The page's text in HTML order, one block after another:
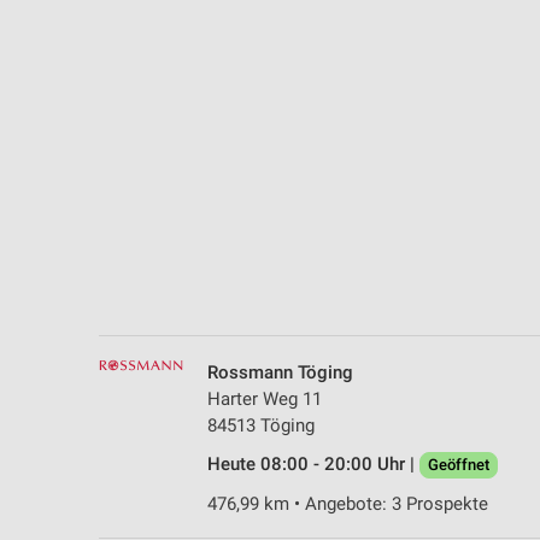
Rossmann Töging
Harter Weg 11
84513 Töging
Heute 08:00 - 20:00 Uhr |
Geöffnet
476,99 km • Angebote: 3 Prospekte